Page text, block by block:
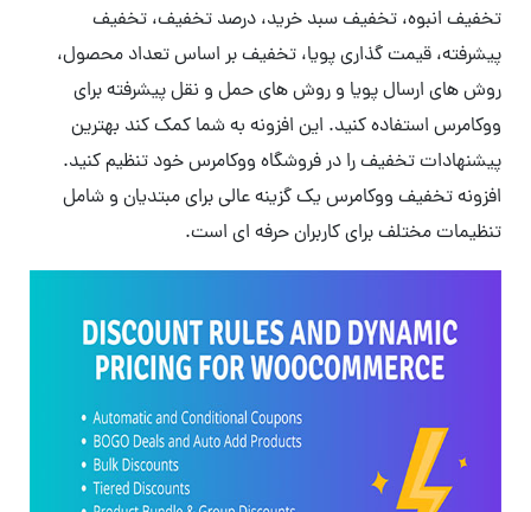
تخفیف انبوه، تخفیف سبد خرید، درصد تخفیف، تخفیف
پیشرفته، قیمت گذاری پویا، تخفیف بر اساس تعداد محصول،
روش های ارسال پویا و روش های حمل و نقل پیشرفته برای
ووکامرس استفاده کنید. این افزونه به شما کمک کند بهترین
پیشنهادات تخفیف را در فروشگاه ووکامرس خود تنظیم کنید.
افزونه تخفیف ووکامرس یک گزینه عالی برای مبتدیان و شامل
تنظیمات مختلف برای کاربران حرفه ای است.